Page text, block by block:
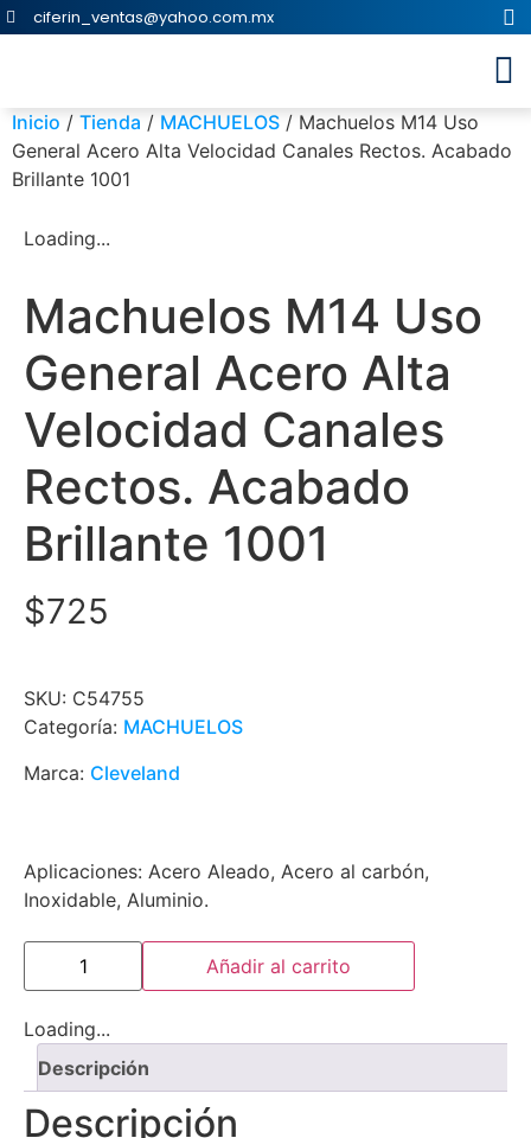
ciferin_ventas@yahoo.com.mx
Inicio / Tienda / MACHUELOS / Machuelos M14 Uso
General Acero Alta Velocidad Canales Rectos. Acabado
Brillante 1001
Loading...
Machuelos M14 Uso
General Acero Alta
Velocidad Canales
Rectos. Acabado
Brillante 1001
$725
SKU: C54755
Categoría: MACHUELOS
Marca: Cleveland
Aplicaciones: Acero Aleado, Acero al carbón,
Inoxidable, Aluminio.
Añadir al carrito
Loading...
Descripción
Descripción